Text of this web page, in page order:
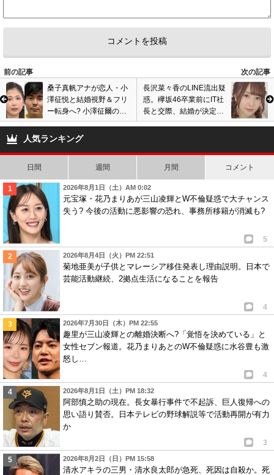
前の記事
次の記事
桑子真帆アナが恋人・小
澤征悦と結婚視野＆フリ
ー転身へ? 小澤征爾の息
子と熱愛報道、元夫・谷
岡慎一アナは再婚し…
長沢菜々香のLINE流出疑
惑。欅坂46卒業前にIT社
長と交際、結婚が決定済
みか。体操着やベッド写
人気ランキング
日間 週間 月間 コメント
2026年8月1日（土）AM 0:02
元宝塚・花乃まりあが三山凌輝とW不倫疑惑で大チャンス
失う? 今後の活動に悪影響の恐れ、事務所移籍が消滅も?
5
2026年8月4日（火）PM 22:51
菊地亜美が子供とマレーシア移住発表し理由説明。日本で
芸能活動継続、2拠点生活になることを報告
4
2026年7月30日（木）PM 22:55
趣里が三山凌輝との離婚決断へ?「覚悟を決めている」と
女性セブン報道。花乃まりあとのW不倫疑惑に水谷豊も激
怒し…
4
2026年8月1日（土）PM 18:32
阿部慎之助の現在。長女暴行事件で不起訴、巨人復帰への
思い語り賛否。日本テレビの野球解説等で活動再開が有力
か
3
2026年8月2日（日）PM 15:58
清水アキラの三男・清水良太郎が急死、死因は自殺か。死